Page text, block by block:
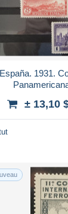
España. 1931.
± 13,10